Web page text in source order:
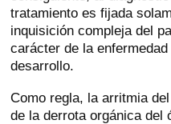
tratamiento es fijada
inquisición compleja del
carácter de la
desarrollo.
Como regla, la arritmia
de la derrota orgánica del